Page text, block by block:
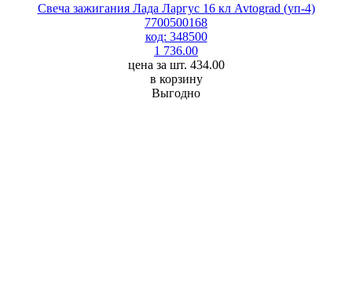
Свеча зажигания Лада Ларгус 16 кл Avtograd (уп-4)
7700500168
код: 348500
1 736.00
цена за шт. 434.00
в корзину
Выгодно